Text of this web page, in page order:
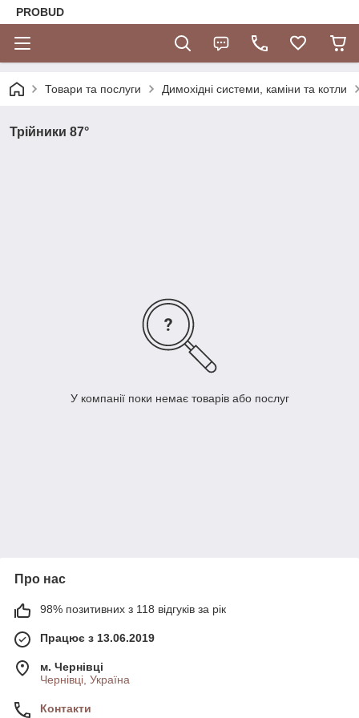
PROBUD
Товари та послуги Димохідні системи, каміни та котли
Трійники 87°
У компанії поки немає товарів або послуг
Про нас
98% позитивних з 118 відгуків за рік
Працює з 13.06.2019
м. Чернівці
Чернівці, Україна
Контакти